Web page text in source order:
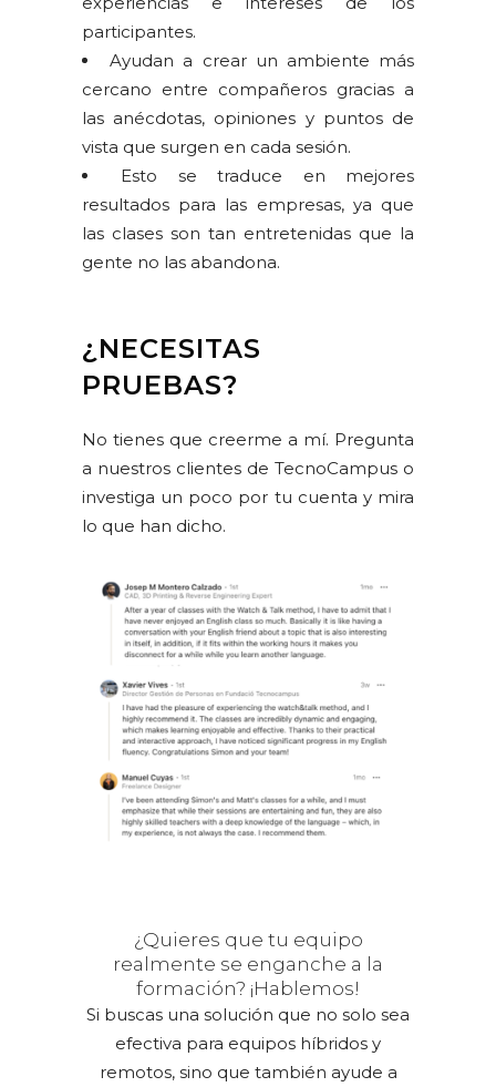
participantes.
Ayudan a crear un ambiente más
cercano entre compañeros gracias a
las anécdotas, opiniones y puntos de
vista que surgen en cada sesión.
Esto se traduce en mejores
resultados para las empresas, ya que
las clases son tan entretenidas que la
gente no las abandona.
¿NECESITAS
PRUEBAS?
No tienes que creerme a mí. Pregunta
a nuestros clientes de TecnoCampus o
investiga un poco por tu cuenta y mira
lo que han dicho.
¿Quieres que tu equipo
realmente se enganche a la
formación? ¡Hablemos!
Si buscas una solución que no solo sea
efectiva para equipos híbridos y
remotos, sino que también ayude a